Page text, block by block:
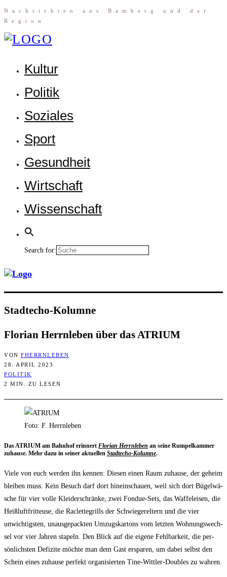
Nach­rich­ten aus Bam­berg und der
Region
Kul­tur
Poli­tik
Sozia­les
Sport
Gesund­heit
Wirt­schaft
Wis­sen­schaft
Search for:
Stadt­echo-Kolum­ne
Flo­ri­an Herrn­le­ben über das ATRIUM
VON FHERRNLEBEN
28. APRIL 2023
POLITIK
2 MIN. ZU LESEN
Foto: F. Herrnleben
Das ATRIUM am Bahn­hof erin­nert Flo­ri­an Herrn­le­ben an sei­ne Rum­pel­kam­mer
zuhau­se. Mehr dazu in sei­ner aktu­el­len Stadt­echo-Kolum­ne.
Vie­le von euch wer­den ihn ken­nen: Die­sen einen Raum zuhau­se, der geheim
blei­ben muss. Kein Besuch darf dort hin­ein­schau­en, weil sich dort Bügel­wä­
sche für vier vol­le Klei­der­schrän­ke, zwei Fon­due-Sets, das Waf­fel­ei­sen, die
Heiß­luft­frit­teu­se, die Raclette­grills der Schwie­ger­el­tern und die vier
unwich­tigs­ten, unaus­ge­pack­ten Umzugs­kar­tons vom letz­ten Woh­nungs­wech­
sel vor vier Jah­ren sta­peln. Den Blick auf die eige­ne Fehl­bar­keit, die per­
sön­lichs­ten Defi­zi­te möch­te man dem Gast erspa­ren, um dabei selbst den
Schein eines zuhau­se per­fekt orga­ni­sier­ten Tine-Witt­ler-Dou­bles zu wahren.